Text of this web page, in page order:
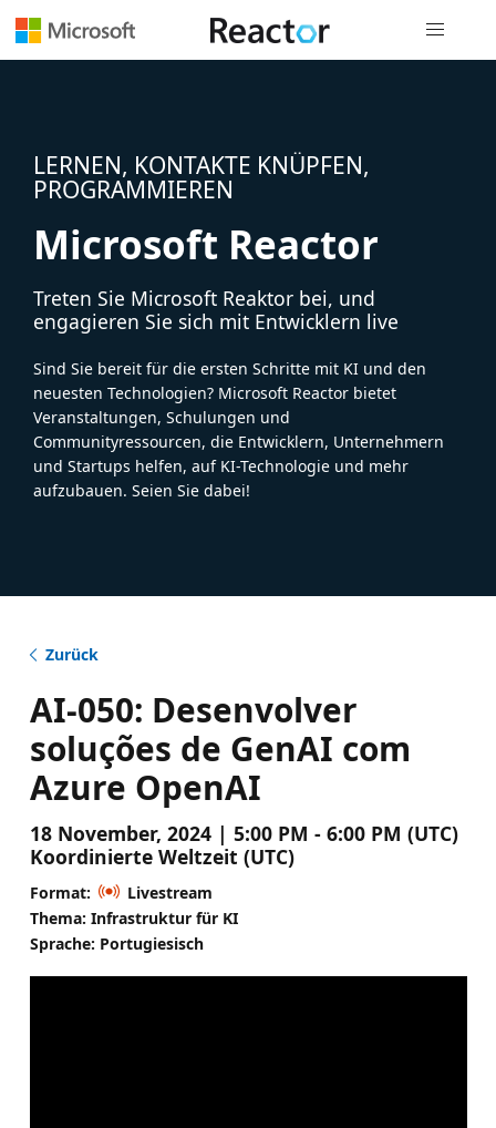
LERNEN, KONTAKTE KNÜPFEN,
PROGRAMMIEREN
Microsoft Reactor
Treten Sie Microsoft Reaktor bei, und
engagieren Sie sich mit Entwicklern live
Sind Sie bereit für die ersten Schritte mit KI und den
neuesten Technologien? Microsoft Reactor bietet
Veranstaltungen, Schulungen und
Communityressourcen, die Entwicklern, Unternehmern
und Startups helfen, auf KI-Technologie und mehr
aufzubauen. Seien Sie dabei!
Zurück
AI-050​: Desenvolver
soluções de GenAI com
Azure OpenAI​
18 November, 2024 | 5:00 PM - 6:00 PM (UTC)
Koordinierte Weltzeit (UTC)
Format:
Livestream
Thema: Infrastruktur für KI
Sprache: Portugiesisch